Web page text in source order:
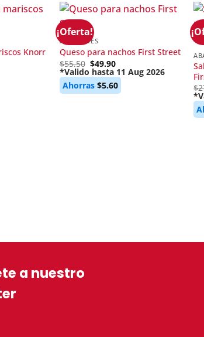
Knorr
¡Oferta!
ABARROTES
Queso para nachos First Street
$55.50 Original
price
was:
$55.50.
$49.90
*Valido hasta 11 Aug 2026
Current
price
is:
Ahorras $5.60
$
is:
a nuestro